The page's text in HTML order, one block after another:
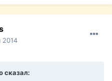
2014
сказал: